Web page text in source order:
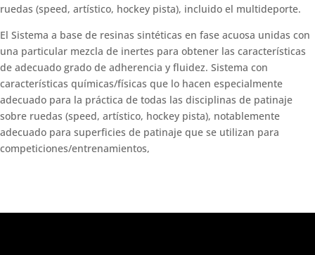
ruedas (speed, artístico, hockey pista), incluido el multideporte.
El Sistema a base de resinas sintéticas en fase acuosa unidas con
una particular mezcla de inertes para obtener las características
de adecuado grado de adherencia y fluidez. Sistema con
características químicas/físicas que lo hacen especialmente
adecuado para la práctica de todas las disciplinas de patinaje
sobre ruedas (speed, artístico, hockey pista), notablemente
adecuado para superficies de patinaje que se utilizan para
competiciones/entrenamientos,